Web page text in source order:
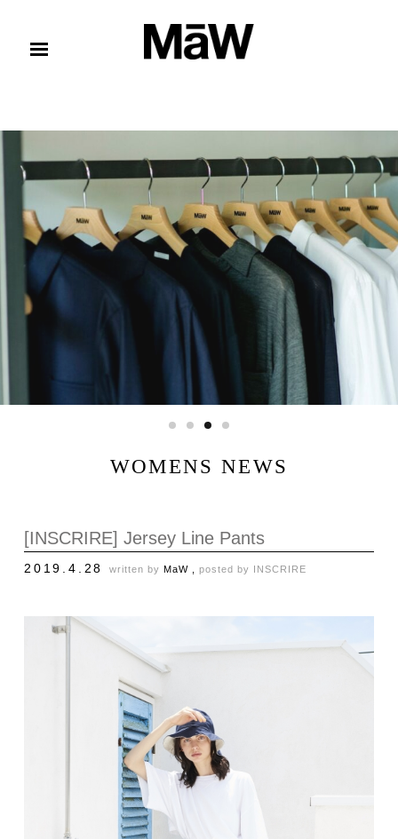
WOMENS NEWS
[INSCRIRE] Jersey Line Pants
2019.4.28 written by MaW , posted by INSCRIRE